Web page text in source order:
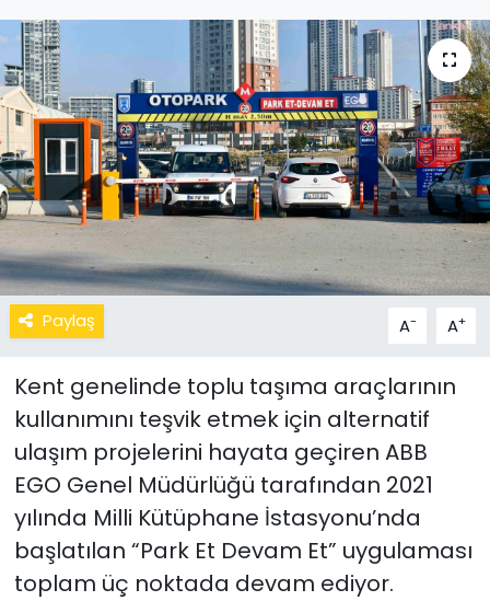
Paylaş A- A+
Kent genelinde toplu taşıma araçlarının
kullanımını teşvik etmek için alternatif
ulaşım projelerini hayata geçiren ABB
EGO Genel Müdürlüğü tarafından 2021
yılında Milli Kütüphane İstasyonu’nda
başlatılan “Park Et Devam Et” uygulaması
toplam üç noktada devam ediyor.